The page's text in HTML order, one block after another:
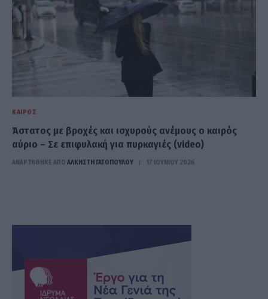
ΚΑΙΡΌΣ
Άστατος με βροχές και ισχυρούς ανέμους ο καιρός
αύριο – Σε επιφυλακή για πυρκαγιές (video)
ΑΝΑΡΤΗΘΗΚΕ ΑΠΟ ΆΛΚΗΣΤΗ ΓΑΤΟΠΟΎΛΟΥ 17 ΙΟΥΝΊΟΥ 2026